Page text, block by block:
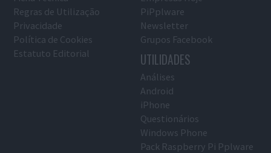
Regras de Utilização
Privacidade
Política de Cookies
Estatuto Editorial
PiPplware
Newsletter
Grupos Facebook
UTILIDADES
Análises
Android
iPhone
Questionários
Windows Phone
Pack Raspberry Pi Pplware